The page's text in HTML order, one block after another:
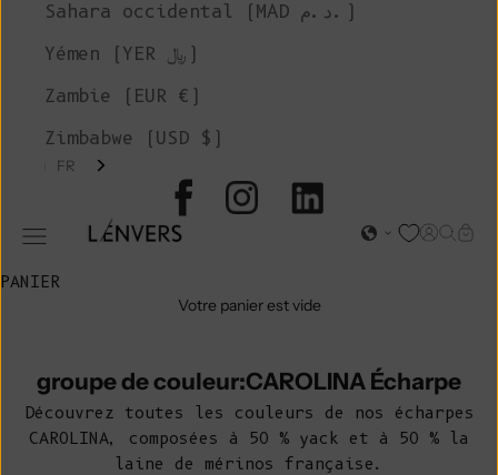
L'ENVERS
Ouvrir le menu de navigation Page
Sahara occidental (MAD د.م.)
Yémen (YER ﷼)
Zambie (EUR €)
Zimbabwe (USD $)
FR
PANIER
Votre panier est vide
groupe de couleur:CAROLINA Écharpe
Découvrez toutes les couleurs de nos écharpes
CAROLINA, composées à 50 % yack et à 50 % la
laine de mérinos française.